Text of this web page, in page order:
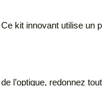
kit innovant utilise un
l’optique, redonnez